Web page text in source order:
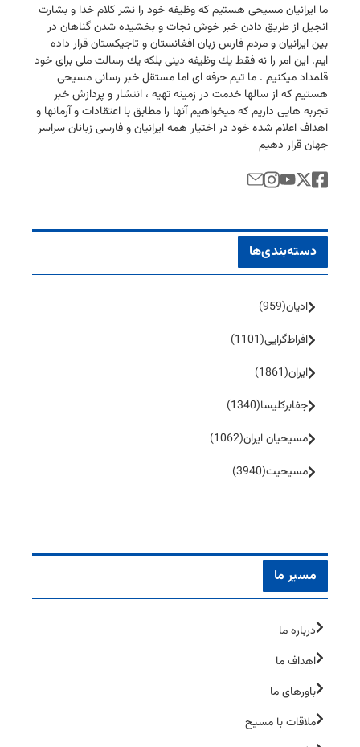
ما ایرانیان مسیحی هستیم كه وظیفه خود را نشر كلام خدا و بشارت
انجیل از طریق دادن خبر خوش نجات و بخشیده شدن گناهان در
بین ایرانیان و مردم فارس زبان افغانستان و تاجیكستان قرار داده
ایم. این امر را نه فقط یك وظیفه دینی بلكه یك رسالت ملی برای خود
قلمداد میكنیم . ما تیم حرفه ای اما مستقل خبر رسانی مسیحی
هستیم كه از سالها خدمت در زمینه تهیه ، انتشار و پردازش خبر
تجربه هایی داریم كه میخواهیم آنها را مطابق با اعتقادات و آرمانها و
اهداف اعلام شده خود در اختیار همه ایرانیان و فارسی زبانان سراسر
جهان قرار دهیم
دسته‌بندی‌ها
ادیان(959)
افراط‌گرایی(1101)
ایران(1861)
جفا‌بر‌کلیسا(1340)
مسیحیان ایران(1062)
مسیحیت(3940)
مسیر ما
درباره ما
اهداف ما
باورهای ما
ملاقات با مسیح